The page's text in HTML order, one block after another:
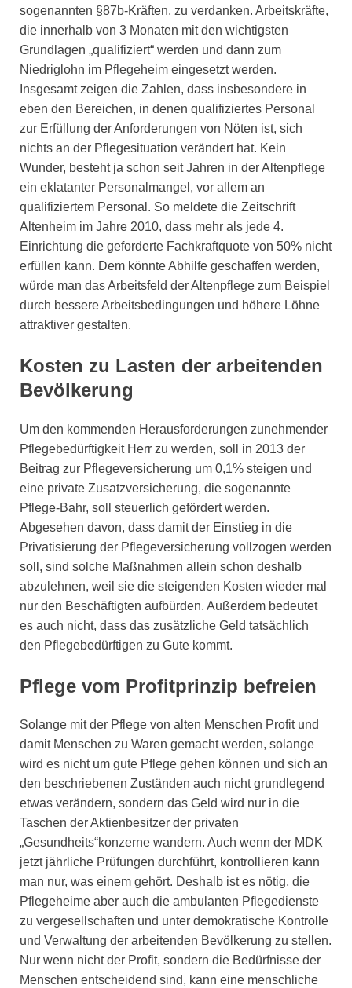
sogenannten §87b-Kräften, zu verdanken. Arbeitskräfte,
die innerhalb von 3 Monaten mit den wichtigsten
Grundlagen „qualifiziert“ werden und dann zum
Niedriglohn im Pflegeheim eingesetzt werden.
Insgesamt zeigen die Zahlen, dass insbesondere in
eben den Bereichen, in denen qualifiziertes Personal
zur Erfüllung der Anforderungen von Nöten ist, sich
nichts an der Pflegesituation verändert hat. Kein
Wunder, besteht ja schon seit Jahren in der Altenpflege
ein eklatanter Personalmangel, vor allem an
qualifiziertem Personal. So meldete die Zeitschrift
Altenheim im Jahre 2010, dass mehr als jede 4.
Einrichtung die geforderte Fachkraftquote von 50% nicht
erfüllen kann. Dem könnte Abhilfe geschaffen werden,
würde man das Arbeitsfeld der Altenpflege zum Beispiel
durch bessere Arbeitsbedingungen und höhere Löhne
attraktiver gestalten.
Kosten zu Lasten der arbeitenden
Bevölkerung
Um den kommenden Herausforderungen zunehmender
Pflegebedürftigkeit Herr zu werden, soll in 2013 der
Beitrag zur Pflegeversicherung um 0,1% steigen und
eine private Zusatzversicherung, die sogenannte
Pflege-Bahr, soll steuerlich gefördert werden.
Abgesehen davon, dass damit der Einstieg in die
Privatisierung der Pflegeversicherung vollzogen werden
soll, sind solche Maßnahmen allein schon deshalb
abzulehnen, weil sie die steigenden Kosten wieder mal
nur den Beschäftigten aufbürden. Außerdem bedeutet
es auch nicht, dass das zusätzliche Geld tatsächlich
den Pflegebedürftigen zu Gute kommt.
Pflege vom Profitprinzip befreien
Solange mit der Pflege von alten Menschen Profit und
damit Menschen zu Waren gemacht werden, solange
wird es nicht um gute Pflege gehen können und sich an
den beschriebenen Zuständen auch nicht grundlegend
etwas verändern, sondern das Geld wird nur in die
Taschen der Aktienbesitzer der privaten
„Gesundheits“konzerne wandern. Auch wenn der MDK
jetzt jährliche Prüfungen durchführt, kontrollieren kann
man nur, was einem gehört. Deshalb ist es nötig, die
Pflegeheime aber auch die ambulanten Pflegedienste
zu vergesellschaften und unter demokratische Kontrolle
und Verwaltung der arbeitenden Bevölkerung zu stellen.
Nur wenn nicht der Profit, sondern die Bedürfnisse der
Menschen entscheidend sind, kann eine menschliche